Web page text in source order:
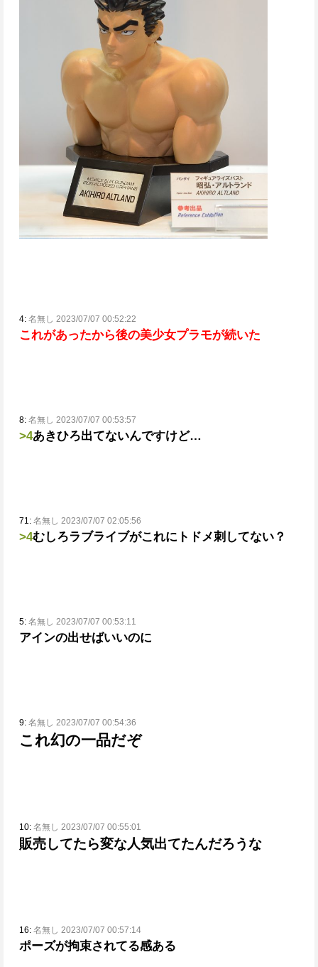
4: 名無し 2023/07/07 00:52:22
これがあったから後の美少女プラモが続いた
8: 名無し 2023/07/07 00:53:57
>4あきひろ出てないんですけど…
71: 名無し 2023/07/07 02:05:56
>4むしろラブライブがこれにトドメ刺してない？
5: 名無し 2023/07/07 00:53:11
アインの出せばいいのに
9: 名無し 2023/07/07 00:54:36
これ幻の一品だぞ
10: 名無し 2023/07/07 00:55:01
販売してたら変な人気出てたんだろうな
16: 名無し 2023/07/07 00:57:14
ポーズが拘束されてる感ある